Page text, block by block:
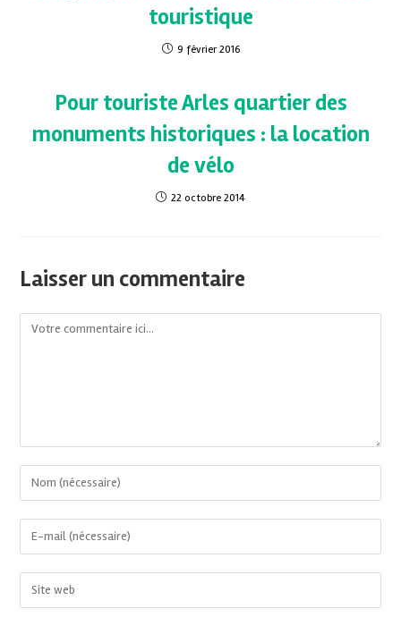
touristique
9 février 2016
Pour touriste Arles quartier des
monuments historiques : la location
de vélo
22 octobre 2014
Laisser un commentaire